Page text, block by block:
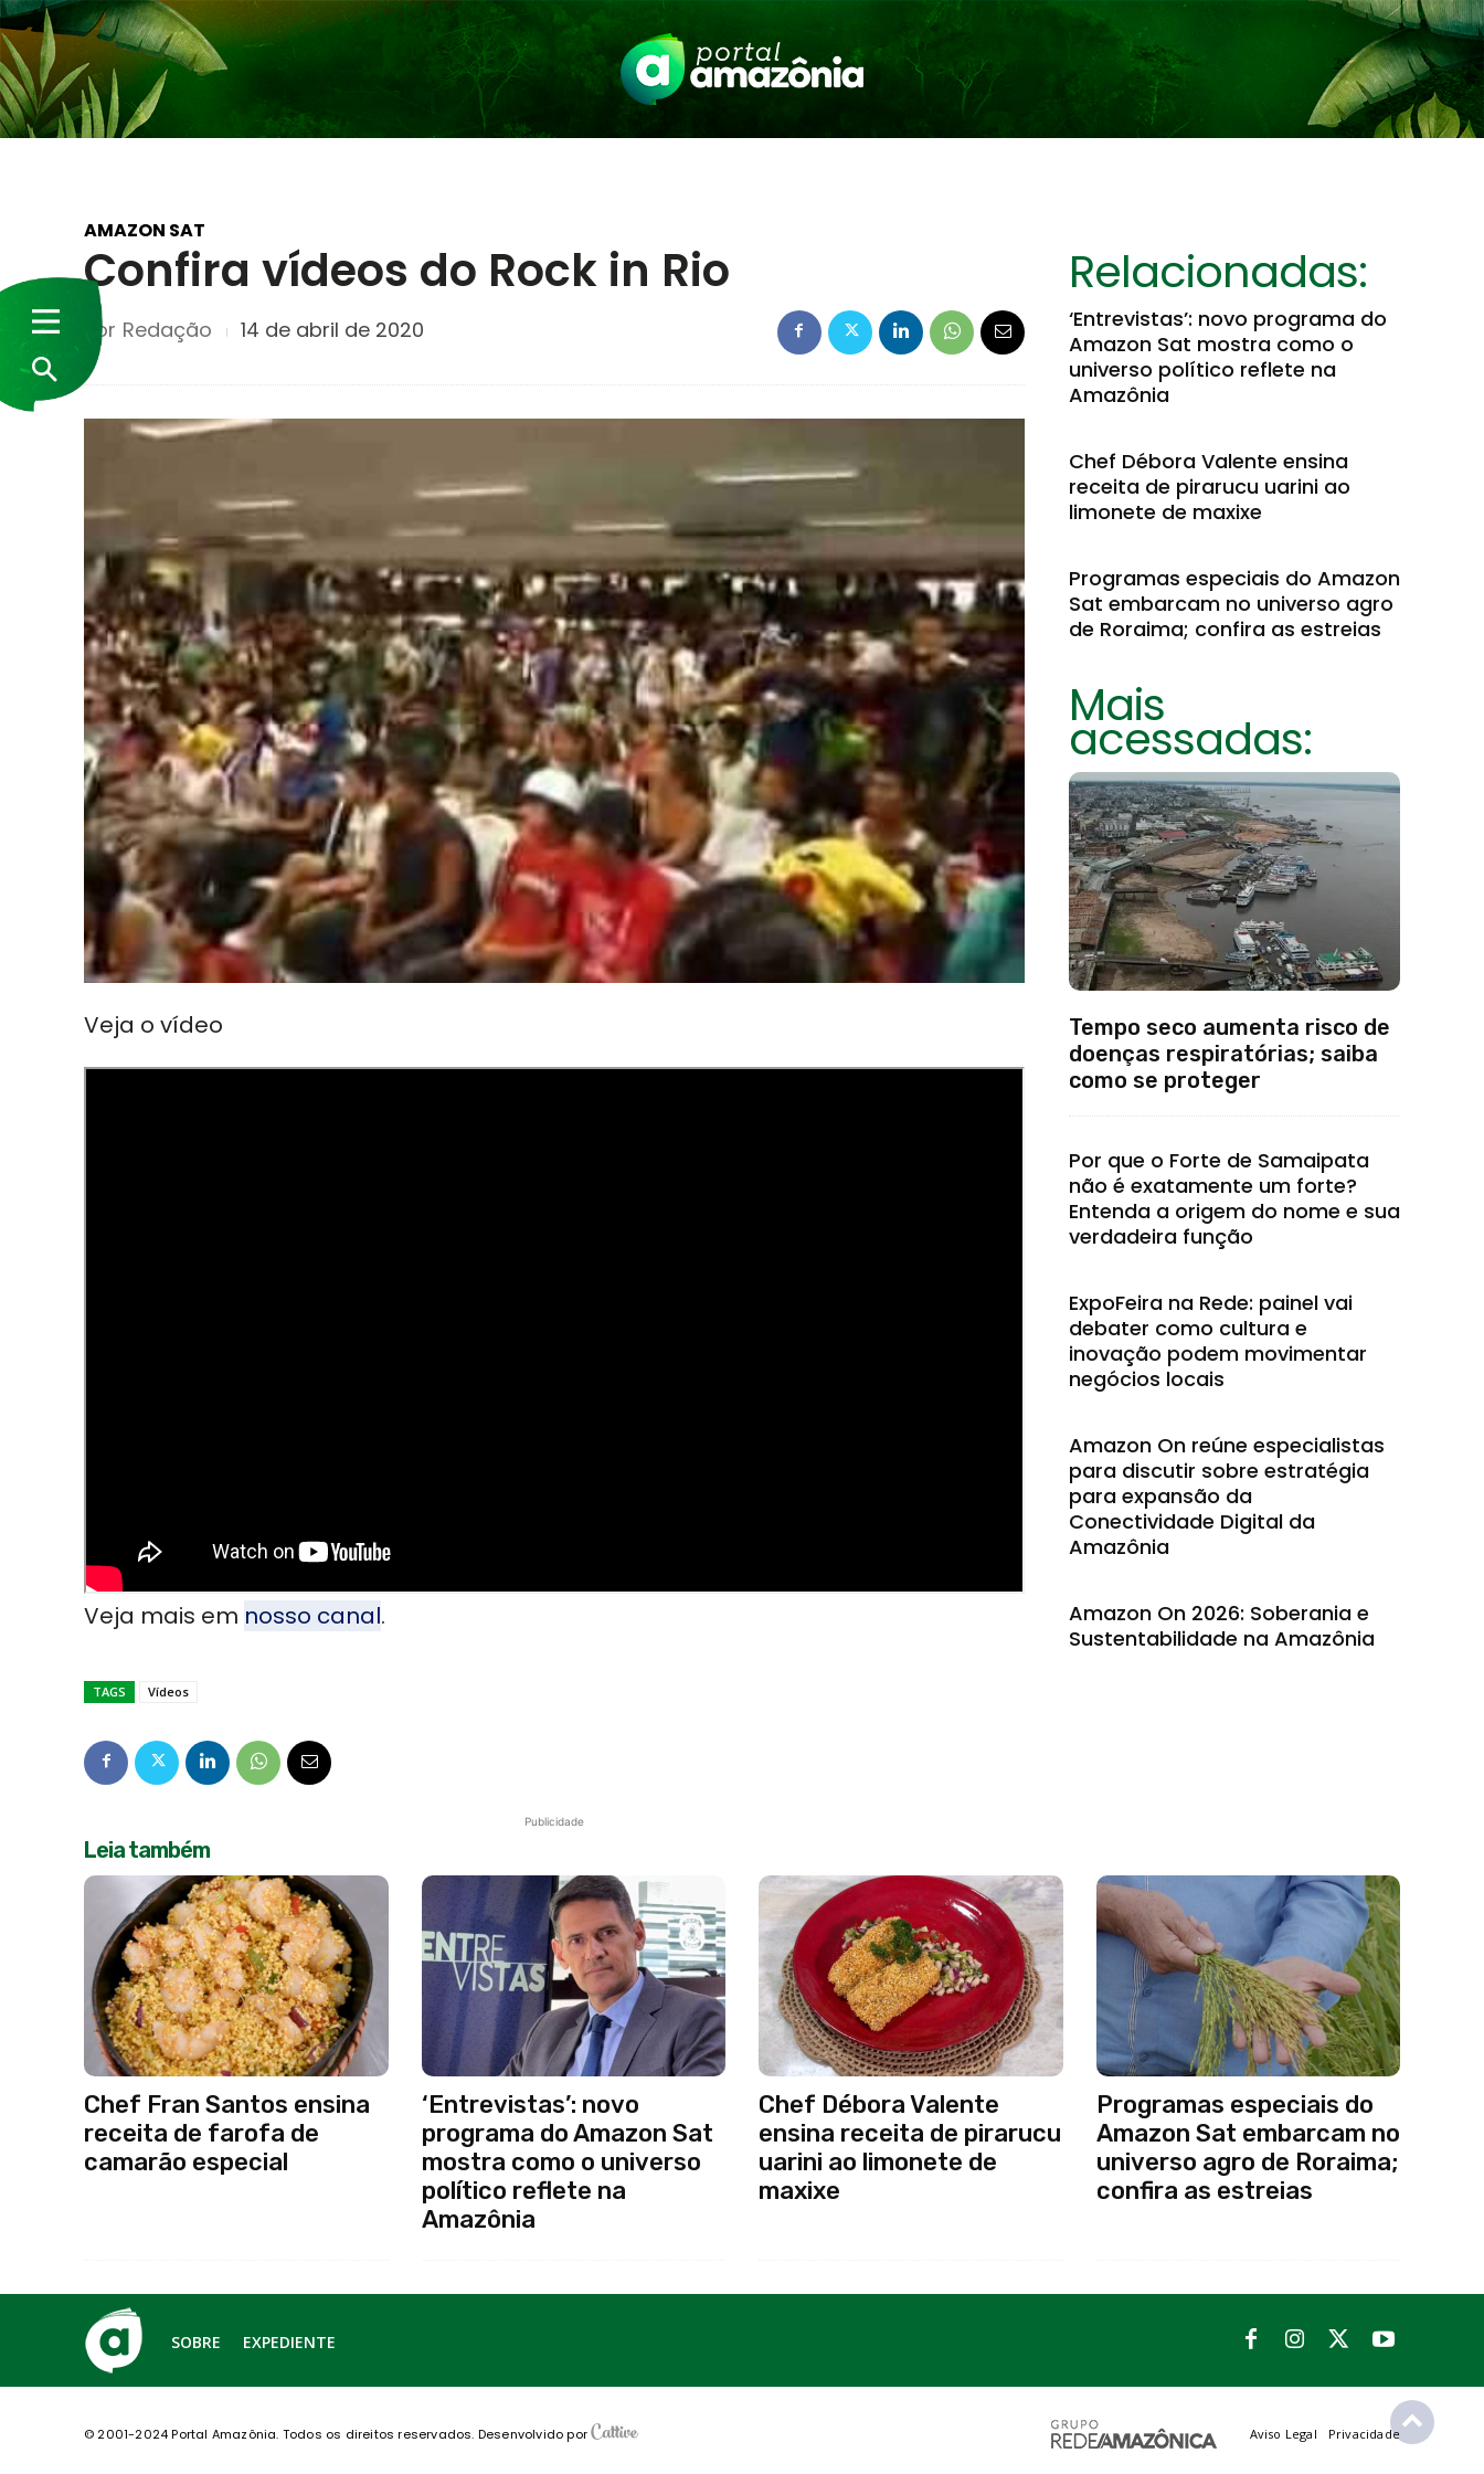
AMAZON SAT
Confira vídeos do Rock in Rio
Por Redação 14 de abril de 2020
Veja o vídeo
Veja mais em nosso canal.
TAGS Vídeos
Publicidade
Relacionadas:
‘Entrevistas’: novo programa do
Amazon Sat mostra como o
universo político reflete na
Amazônia
Chef Débora Valente ensina
receita de pirarucu uarini ao
limonete de maxixe
Programas especiais do Amazon
Sat embarcam no universo agro
de Roraima; confira as estreias
Mais
acessadas:
Tempo seco aumenta risco de
doenças respiratórias; saiba
como se proteger
Por que o Forte de Samaipata
não é exatamente um forte?
Entenda a origem do nome e sua
verdadeira função
ExpoFeira na Rede: painel vai
debater como cultura e
inovação podem movimentar
negócios locais
Amazon On reúne especialistas
para discutir sobre estratégia
para expansão da
Conectividade Digital da
Amazônia
Amazon On 2026: Soberania e
Sustentabilidade na Amazônia
Leia também
Chef Fran Santos ensina
receita de farofa de
camarão especial
‘Entrevistas’: novo
programa do Amazon Sat
mostra como o universo
político reflete na
Amazônia
Chef Débora Valente
ensina receita de pirarucu
uarini ao limonete de
maxixe
Programas especiais do
Amazon Sat embarcam no
universo agro de Roraima;
confira as estreias
SOBRE EXPEDIENTE
© 2001-2024 Portal Amazônia. Todos os direitos reservados. Desenvolvido por Aviso Legal Privacidade